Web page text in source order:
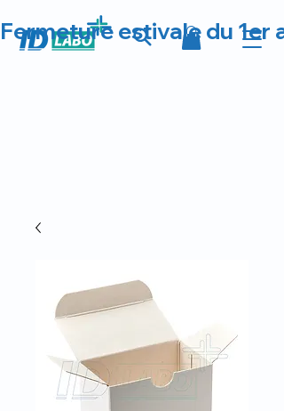
Fermeture estivale du 1er